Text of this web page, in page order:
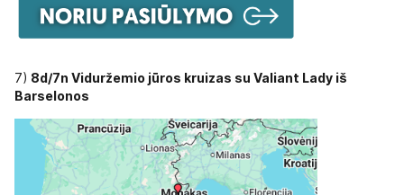
7) 8d/7n Viduržemio jūros kruizas su Valiant Lady iš
Barselonos